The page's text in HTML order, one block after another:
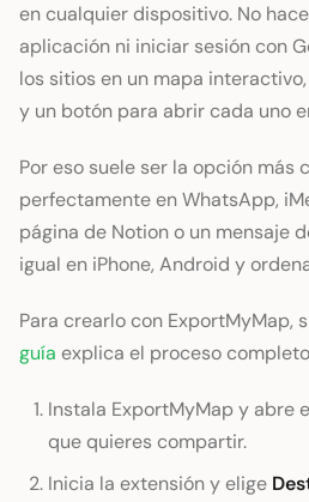
en cualquier dispositivo. No
aplicación ni iniciar sesión con
los sitios en un mapa
y un botón para abrir cada uno
Por eso suele ser la opción más
perfectamente en WhatsApp,
página de Notion o un mensaje
igual en iPhone, Android y
Para crearlo con ExportMyMap,
guía explica el proceso
Instala ExportMyMap y abre
que quieres compartir.
Inicia la extensión y elige